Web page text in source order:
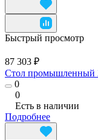
Быстрый просмотр
87 303 ₽
Стол промышленный
0
0
Есть в наличии
Подробнее